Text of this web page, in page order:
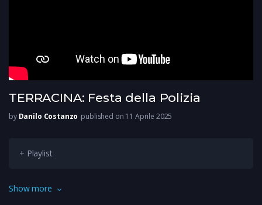
TERRACINA: Festa della Polizia
by Danilo Costanzo published on 11 Aprile 2025
+ Playlist
In provincia di Latina la festa della polizia si è svolta a
Show more